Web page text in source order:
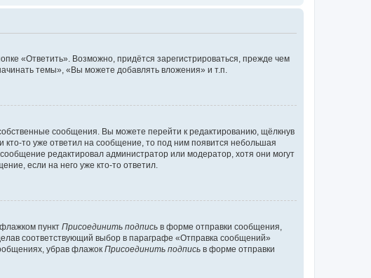
«Ответить». Возможно, придётся зарегистрироваться, прежде чем
темы», «Вы можете добавлять вложения» и т.п.
сообщения. Вы можете перейти к редактированию, щёлкнув
кто-то уже ответил на сообщение, то под ним появится небольшая
редактировал администратор или модератор, хотя они могут
если на него уже кто-то ответил.
пункт Присоединить подпись в форме отправки сообщения,
соответствующий выбор в параграфе «Отправка сообщений»
убрав флажок Присоединить подпись в форме отправки